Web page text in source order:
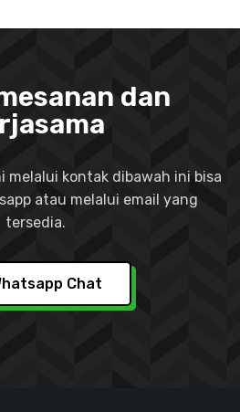
dan
melalui kontak dibawah ini bisa
atau melalui email yang
tersedia.
Chat